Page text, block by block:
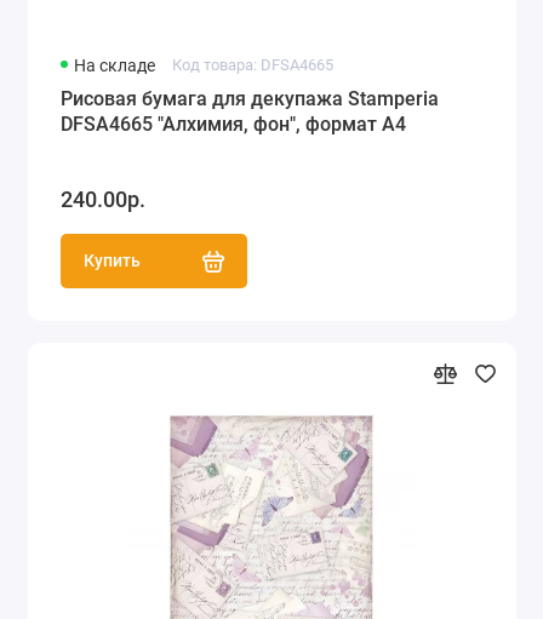
На складе Код товара: DFSA4665
Рисовая бумага для декупажа Stamperia
DFSA4665 "Алхимия, фон", формат А4
240.00р.
Купить